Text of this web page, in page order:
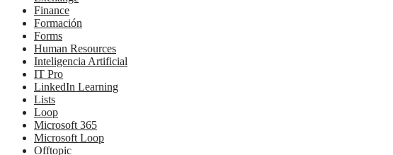
Finance
Formación
Forms
Human Resources
Inteligencia Artificial
IT Pro
LinkedIn Learning
Lists
Loop
Microsoft 365
Microsoft Loop
Offtopic